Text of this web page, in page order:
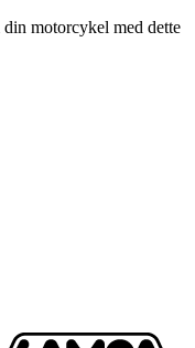
motorcykel med dette